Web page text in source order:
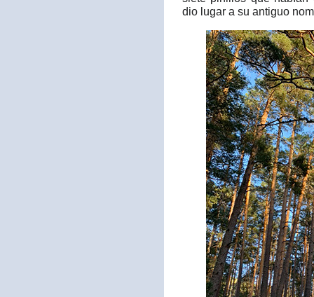
dio lugar a su antiguo